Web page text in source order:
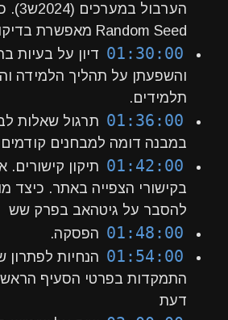
הערבול
Random Seed מאפשרת בדיקות.
01:30:00 דיון על בעיות
והשפעתן על תהליך הלמידה
תלמידים.
01:36:00 תרגול שאלות
במבנה דומה למבחנים קודמים
01:42:00 תיקון קישורים.
בקישורי הצפייה באתר. כיצד
להסבר על גיטהאב בפרק שש
01:48:00 הפסקה.
01:54:00 הנחיות לפתרון
התמקדות בפרטי הסעיף
דעת